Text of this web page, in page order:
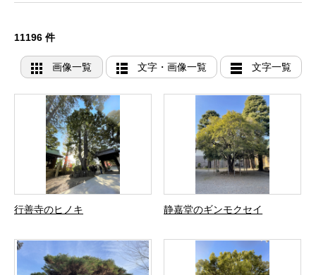
11196 件
画像一覧 文字・画像一覧 文字一覧
行善寺のヒノキ 静嘉堂のギンモクセイ